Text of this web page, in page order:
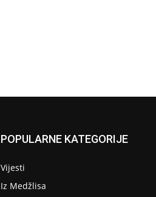
POPULARNE KATEGORIJE
Vijesti
Iz Medžlisa